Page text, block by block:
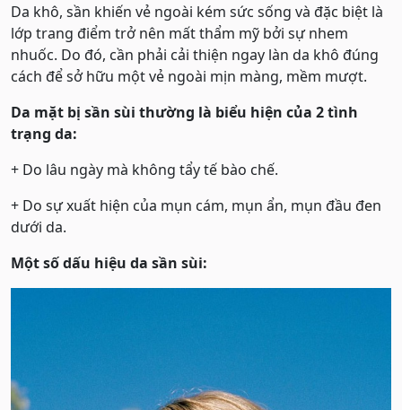
Da khô, sần khiến vẻ ngoài kém sức sống và đặc biệt là
lớp trang điểm trở nên mất thẩm mỹ bởi sự nhem
nhuốc. Do đó, cần phải cải thiện ngay làn da khô đúng
cách để sở hữu một vẻ ngoài mịn màng, mềm mượt.
Da mặt bị sần sùi thường là biểu hiện của 2 tình
trạng da:
+ Do lâu ngày mà không tẩy tế bào chế.
+ Do sự xuất hiện của mụn cám, mụn ẩn, mụn đầu đen
dưới da.
Một số dấu hiệu da sần sùi: